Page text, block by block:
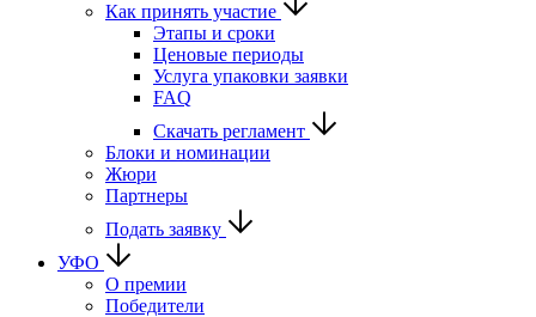
Как принять участие
Этапы и сроки
Ценовые периоды
Услуга упаковки заявки
FAQ
Скачать регламент
Блоки и номинации
Жюри
Партнеры
Подать заявку
УФО
О премии
Победители